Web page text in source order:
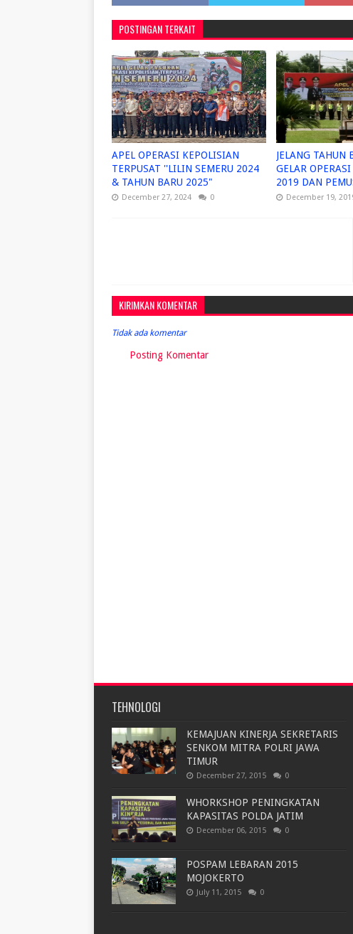
POSTINGAN TERKAIT
APEL OPERASI KEPOLISIAN
TERPUSAT ''LILIN SEMERU 2024
& TAHUN BARU 2025"
December 27, 2024 0
JELANG TAHUN
GELAR
2019 DAN
December 19,
KIRIMKAN KOMENTAR
Tidak ada komentar
Posting Komentar
TEHNOLOGI
KEMAJUAN KINERJA SEKRETARIS
SENKOM MITRA POLRI JAWA
TIMUR
December 27, 2015 0
WHORKSHOP PENINGKATAN
KAPASITAS POLDA JATIM
December 06, 2015 0
POSPAM LEBARAN 2015
MOJOKERTO
July 11, 2015 0